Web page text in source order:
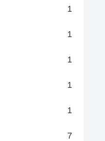
1
1
1
1
1
7